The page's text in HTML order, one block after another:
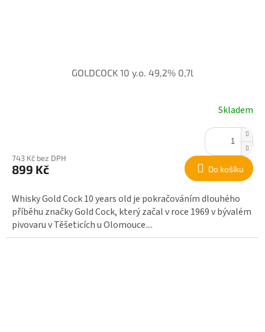
GOLDCOCK 10 y.o. 49,2% 0,7l
Skladem
743 Kč bez DPH
899 Kč Do košíku
Whisky Gold Cock 10 years old je pokračováním dlouhého
příběhu značky Gold Cock, který začal v roce 1969 v bývalém
pivovaru v Těšeticích u Olomouce....